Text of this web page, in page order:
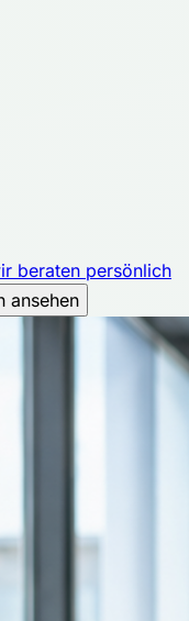
beraten persönlich
ansehen